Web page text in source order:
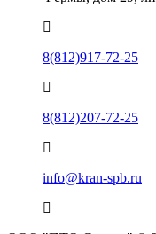
8(812)917-72-25
8(812)207-72-25
info@kran-spb.ru